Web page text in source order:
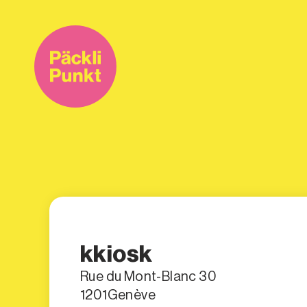
Päckli Punkt – So
kkiosk
Rue du Mont-Blanc 30
1201 Genève